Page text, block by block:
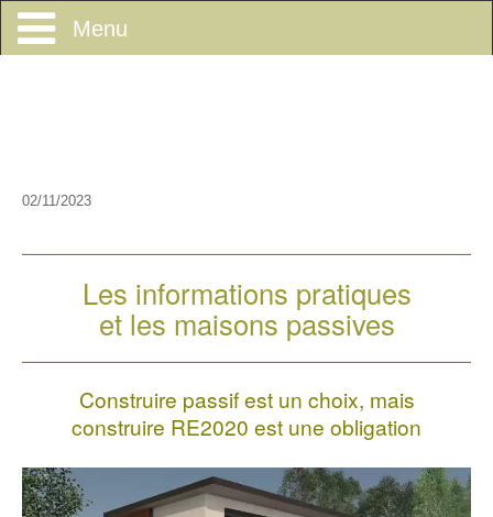
Menu
Concepts
Le sommaire des concepts
Les concepts essentiels
Définition des maisons passives
Fonctionnement des maisons passives
Les derniers concepts
Equipements
Infox & REX
Le sommaire des infox
Les dernières infox
FAQ
Le sommaire des FAQ
Les dernières FAQ
Le sommaire des projets
Témoignages
02/11/2023
Les informations pratiques
et les maisons passives
Construire passif est un choix, mais
construire RE2020 est une obligation